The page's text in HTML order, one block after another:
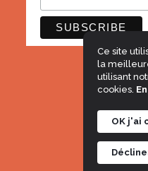
Ce site
la
utilisant
cookies.
OK j'ai